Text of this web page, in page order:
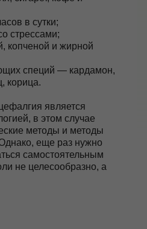
в сутки;
стрессами;
копченой и жирной
специй — кардамон,
корица.
является
в этом случае
методы и методы
еще раз нужно
самостоятельным
не целесообразно, а